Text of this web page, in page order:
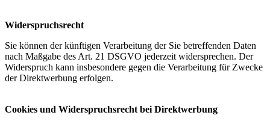
Widerspruchsrecht
Sie können der künftigen Verarbeitung der Sie betreffenden Daten
nach Maßgabe des Art. 21 DSGVO jederzeit widersprechen. Der
Widerspruch kann insbesondere gegen die Verarbeitung für Zwecke
der Direktwerbung erfolgen.
Cookies und Widerspruchsrecht bei Direktwerbung